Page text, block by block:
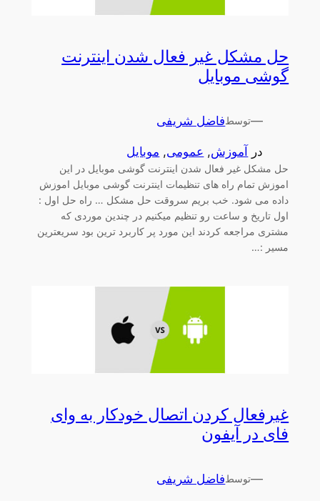
حل مشکل غیر فعال شدن اینترنت
گوشی موبایل
—توسطفاضل شریفی
در آموزش, عمومی, موبایل
حل مشکل غیر فعال شدن اینترنت گوشی موبایل در این
اموزش تمام راه های تنظیمات اینترنت گوشی موبایل اموزش
داده می شود. خب بریم سروقت حل مشکل … راه حل اول :
اول تاریخ و ساعت رو تنظیم میکنیم در چندین موردی که
مشتری مراجعه کردند این مورد پر کاربرد ترین بود سریعترین
مسیر :…
غیرفعال کردن اتصال خودکار به وای
فای در آیفون
—توسطفاضل شریفی